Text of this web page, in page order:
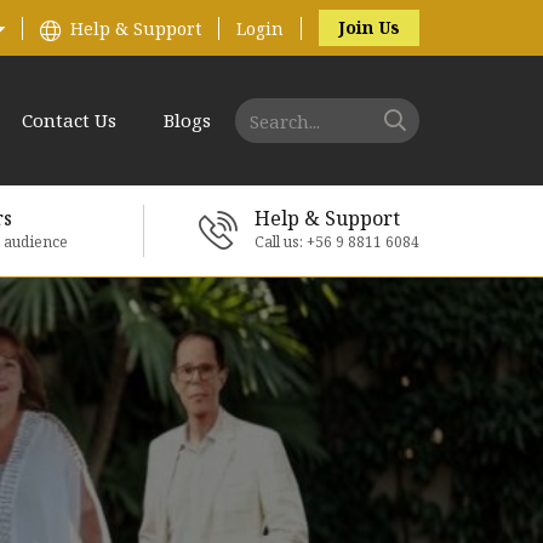
Help & Support Login Join Us
Contact Us Blogs
Help & Support
Call us: +56 9 8811 6084